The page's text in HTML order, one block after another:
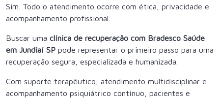
Sim. Todo o atendimento ocorre com ética, privacidade e
acompanhamento profissional.
Buscar uma clínica de recuperação com Bradesco Saúde
em Jundiaí SP pode representar o primeiro passo para uma
recuperação segura, especializada e humanizada.
Com suporte terapêutico, atendimento multidisciplinar e
acompanhamento psiquiátrico contínuo, pacientes e